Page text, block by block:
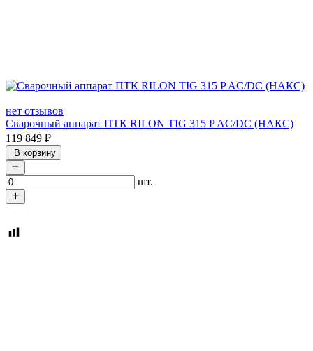
нет отзывов
Сварочный аппарат ПТК RILON TIG 315 P AC/DC (НАКС)
119 849 ₽
В корзину
шт.